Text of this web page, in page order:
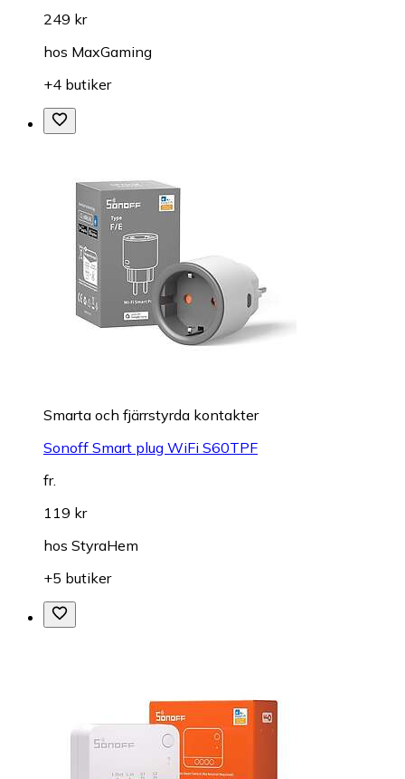
249 kr
hos MaxGaming
+4 butiker
Smarta och fjärrstyrda kontakter
Sonoff Smart plug WiFi S60TPF
fr.
119 kr
hos StyraHem
+5 butiker